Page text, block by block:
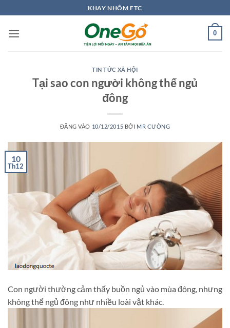
qua
nội
KHAY NHÔM FTC
0
TIN TỨC XÃ HỘI
Tại sao con người không thể ngủ
đông
ĐĂNG VÀO 10/12/2015 BỞI MR CƯỜNG
10
Th12
Con người thường cảm thấy buồn ngủ vào mùa đông, nhưng
không thể ngủ đông như nhiều loài vật khác.